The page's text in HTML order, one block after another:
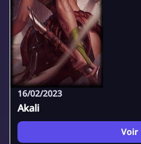
16/02/2023
Akali
Voir